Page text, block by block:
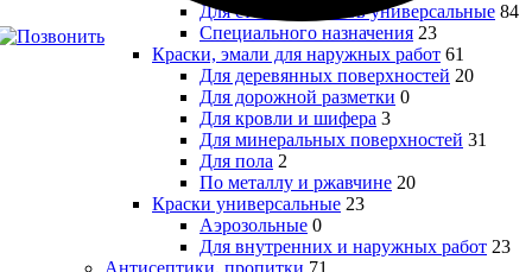
Для стен и потолков универсальные 84
Специального назначения 23
Краски, эмали для наружных работ 61
Для деревянных поверхностей 20
Для дорожной разметки 0
Для кровли и шифера 3
Для минеральных поверхностей 31
Для пола 2
По металлу и ржавчине 20
Краски универсальные 23
Аэрозольные 0
Для внутренних и наружных работ 23